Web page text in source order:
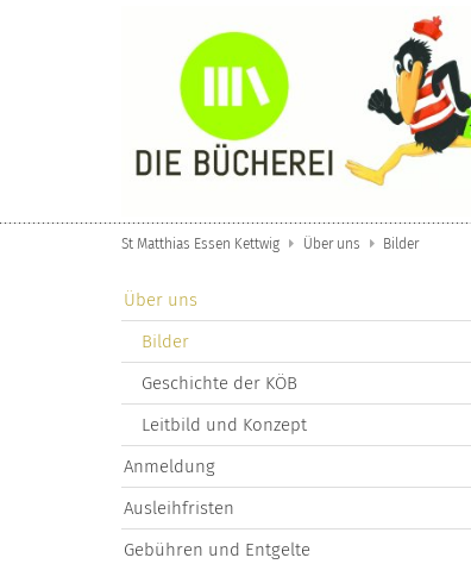
St Matthias Essen Kettwig Über uns Bilder
Über uns
Bilder
Geschichte der KÖB
Leitbild und Konzept
Anmeldung
Ausleihfristen
Gebühren und Entgelte